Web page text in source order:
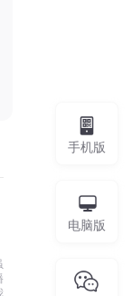
手机版
电脑版